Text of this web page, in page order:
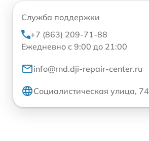
Служба поддержки
+7 (863) 209-71-88
Ежедневно с 9:00 до 21:00
info@rnd.dji-repair-center.ru
Социалистическая улица, 74